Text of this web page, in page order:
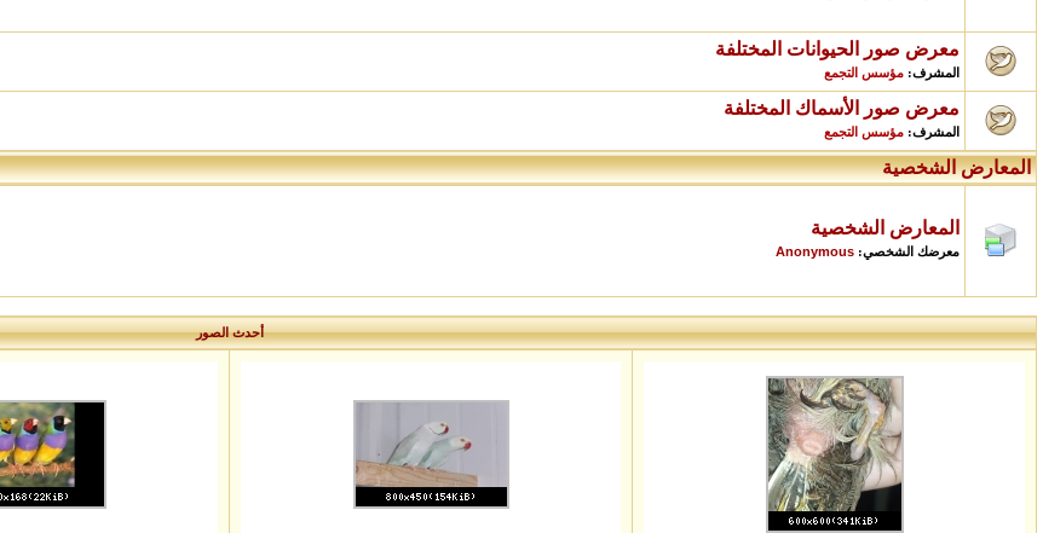
معرض صور الحيوانات المختلفة
المشرف: مؤسس التجمع
معرض صور الأسماك المختلفة
المشرف: مؤسس التجمع
المعارض الشخصية
المعارض الشخصية
معرضك الشخصي: Anonymous
أحدث الصور